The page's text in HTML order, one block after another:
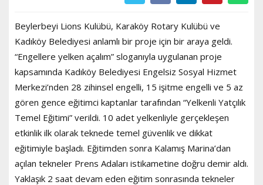
Beylerbeyi Lions Kulübü, Karaköy Rotary Kulübü ve
Kadıköy Belediyesi anlamlı bir proje için bir araya geldi.
“Engellere yelken açalım” sloganıyla uygulanan proje
kapsamında Kadıköy Belediyesi Engelsiz Sosyal Hizmet
Merkezi’nden 28 zihinsel engelli, 15 işitme engelli ve 5 az
gören gence eğitimci kaptanlar tarafından “Yelkenli Yatçılık
Temel Eğitimi” verildi. 10 adet yelkenliyle gerçekleşen
etkinlik ilk olarak teknede temel güvenlik ve dikkat
eğitimiyle başladı. Eğitimden sonra Kalamış Marina’dan
açılan tekneler Prens Adaları istikametine doğru demir aldı.
Yaklaşık 2 saat devam eden eğitim sonrasında tekneler